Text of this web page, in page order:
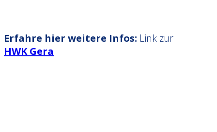
Erfahre hier weitere Infos: Link zur
HWK Gera